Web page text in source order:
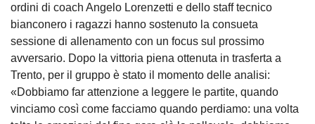
ordini di coach Angelo Lorenzetti e dello staff tecnico
bianconero i ragazzi hanno sostenuto la consueta
sessione di allenamento con un focus sul prossimo
avversario. Dopo la vittoria piena ottenuta in trasferta a
Trento, per il gruppo è stato il momento delle analisi:
«Dobbiamo far attenzione a leggere le partite, quando
vinciamo così come facciamo quando perdiamo: una volta